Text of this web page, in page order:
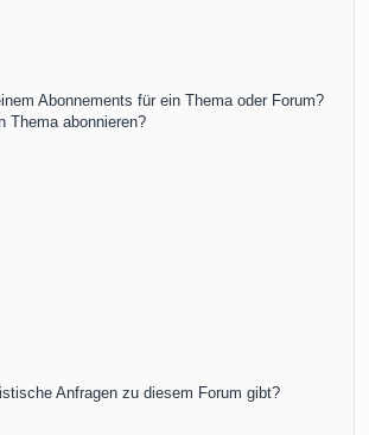
Abonnements für ein Thema oder Forum?
Thema abonnieren?
Anfragen zu diesem Forum gibt?